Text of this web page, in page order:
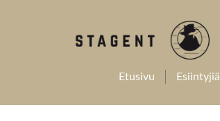
Etusivu Esiintyjiä